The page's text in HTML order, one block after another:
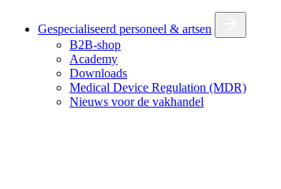
Gespecialiseerd personeel & artsen
B2B-shop
Academy
Downloads
Medical Device Regulation (MDR)
Nieuws voor de vakhandel